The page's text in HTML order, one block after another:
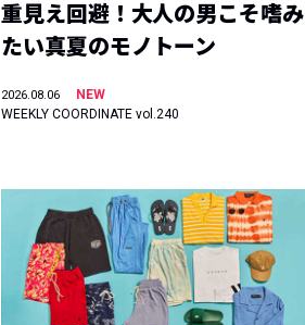
重見え回避！大人の男こそ嗜み
たい真夏のモノトーン
2026.08.06
NEW
WEEKLY COORDINATE vol.240